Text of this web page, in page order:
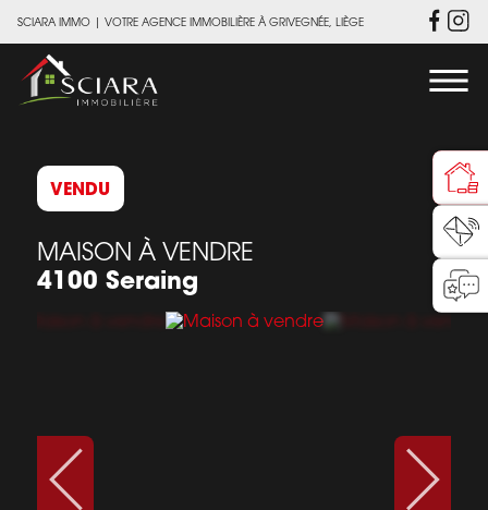
SCIARA IMMO | VOTRE AGENCE IMMOBILIÈRE À GRIVEGNÉE, LIÈGE
VENDU
MAISON À VENDRE
4100 Seraing